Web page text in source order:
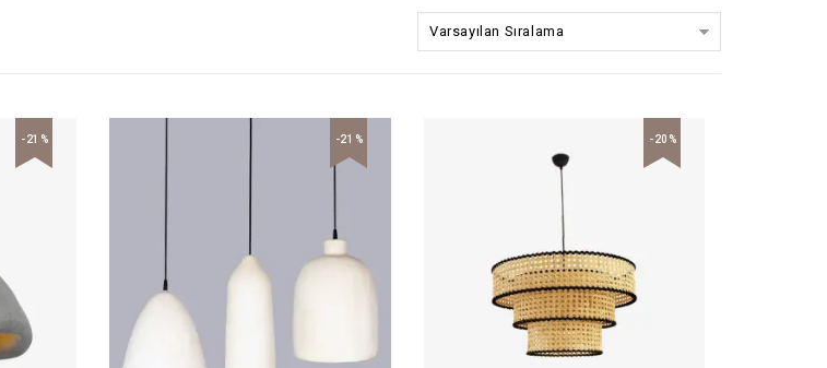
Varsayılan Sıralama
-21% -21% -20%